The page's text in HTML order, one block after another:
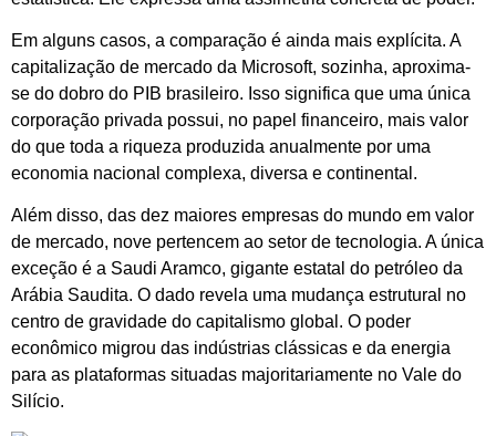
Em alguns casos, a comparação é ainda mais explícita. A
capitalização de mercado da Microsoft, sozinha, aproxima-
se do dobro do PIB brasileiro. Isso significa que uma única
corporação privada possui, no papel financeiro, mais valor
do que toda a riqueza produzida anualmente por uma
economia nacional complexa, diversa e continental.
Além disso, das dez maiores empresas do mundo em valor
de mercado, nove pertencem ao setor de tecnologia. A única
exceção é a Saudi Aramco, gigante estatal do petróleo da
Arábia Saudita. O dado revela uma mudança estrutural no
centro de gravidade do capitalismo global. O poder
econômico migrou das indústrias clássicas e da energia
para as plataformas situadas majoritariamente no Vale do
Silício.